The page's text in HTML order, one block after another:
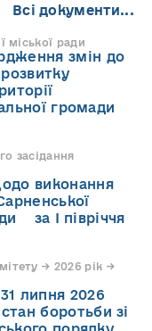
Всі документи...
міської ради
змін до
громади
засідання
виконання
за І півріччя
→ 2026 рік →
липня 2026
боротьби зі